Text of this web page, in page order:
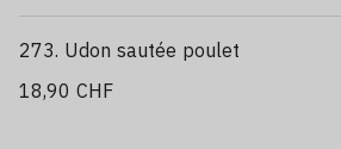
273. Udon sautée poulet
18,90 CHF